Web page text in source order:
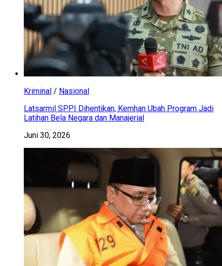
Kriminal / Nasional
Latsarmil SPPI Dihentikan, Kemhan Ubah Program Jadi
Latihan Bela Negara dan Manajerial
Juni 30, 2026